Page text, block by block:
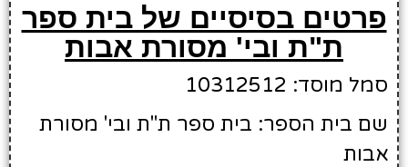
פרטים בסיסיים של בית ספר
ת"ת ובי' מסורת אבות
סמל מוסד: 10312512
שם בית הספר: בית ספר ת"ת ובי' מסורת
אבות